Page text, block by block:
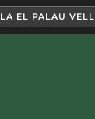
EL PALAU VELL